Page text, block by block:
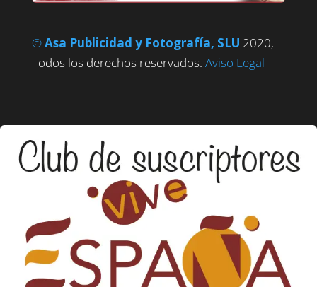
©Asa Publicidad y Fotografía, SLU 2020,
Todos los derechos reservados. Aviso Legal